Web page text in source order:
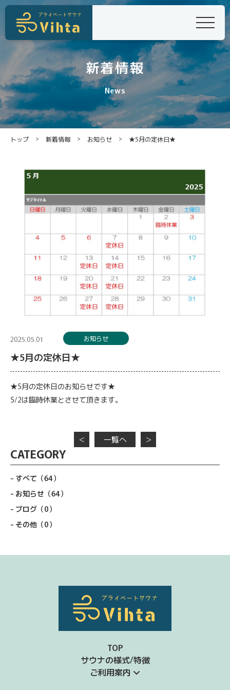
新着情報
News
トップ > 新着情報 > お知らせ > ★5月の定休日★
2025.05.01 お知らせ
★5月の定休日★
★5月の定休日のお知らせです★
5/2は臨時休業とさせて頂きます。
＜ 一覧へ ＞
CATEGORY
すべて （64）
お知らせ （64）
ブログ （0）
その他 （0）
TOP
サウナの様式/特徴
ご利用案内